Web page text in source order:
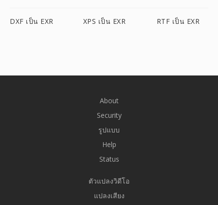
DXF เป็น EXR XPS เป็น EXR RTF เป็น EXR
About
Security
รูปแบบ
Help
Status
ตัวแปลงวิดีโอ
แปลงเสียง